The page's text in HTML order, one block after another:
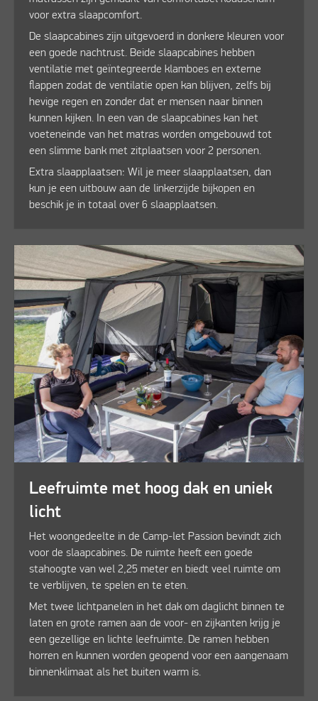
voor extra slaapcomfort.
De slaapcabines zijn uitgevoerd in donkere kleuren voor
een goede nachtrust. Beide slaapcabines hebben
ventilatie met geïntegreerde klamboes en externe
flappen zodat de ventilatie open kan blijven, zelfs bij
hevige regen en zonder dat er mensen naar binnen
kunnen kijken. In een van de slaapcabines kan het
voeteneinde van het matras worden omgebouwd tot
een slimme bank met zitplaatsen voor 2 personen.
Extra slaapplaatsen: Wil je meer slaapplaatsen, dan
kun je een uitbouw aan de linkerzijde bijkopen en
beschik je in totaal over 6 slaapplaatsen.
Leefruimte met hoog dak en uniek
licht
Het woongedeelte in de Camp-let Passion bevindt zich
voor de slaapcabines. De ruimte heeft een goede
stahoogte van wel 2,25 meter en biedt veel ruimte om
te verblijven, te spelen en te eten.
Met twee lichtpanelen in het dak om daglicht binnen te
laten en grote ramen aan de voor- en zijkanten krijg je
een gezellige en lichte leefruimte. De ramen hebben
horren en kunnen worden geopend voor een aangenaam
binnenklimaat als het buiten warm is.